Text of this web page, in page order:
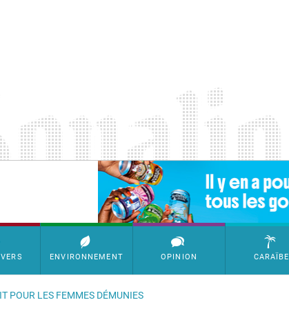
SimpleAds Block Bannière
ENVIRONNEMENT OPINION CARAÏBE
POUR LES FEMMES DÉMUNIES